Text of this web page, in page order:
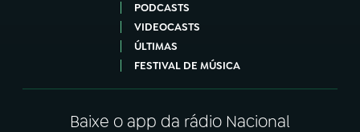
PODCASTS
VIDEOCASTS
ÚLTIMAS
FESTIVAL DE MÚSICA
Baixe o app da rádio Nacional